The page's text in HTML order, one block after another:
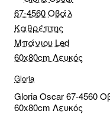
Gloria
Gloria Oscar 67-4560
60x80cm Λευκός